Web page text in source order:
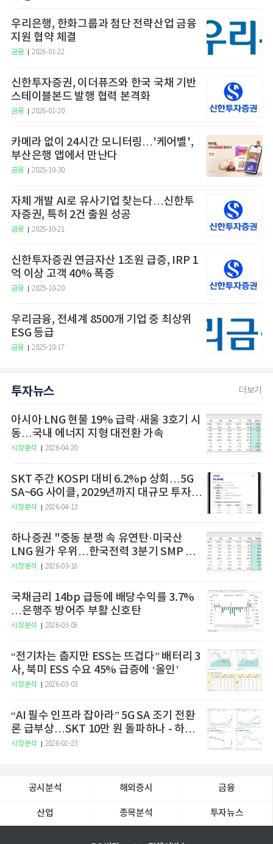
우리은행, 한화그룹과 첨단 전략산업 금융
지원 협약 체결
금융 2026-01-22
신한투자증권, 이더퓨즈와 한국 국채 기반
스테이블본드 발행 협력 본격화
금융 2026-01-20
카메라 없이 24시간 모니터링…'케어벨',
부산은행 앱에서 만난다
금융 2025-10-30
자체 개발 AI로 유사기업 찾는다…신한투
자증권, 특허 2건 출원 성공
금융 2025-10-21
신한투자증권 연금자산 1조원 급증, IRP 1
억 이상 고객 40% 폭증
금융 2025-10-20
우리금융, 전세계 8500개 기업 중 최상위
ESG 등급
금융 2025-10-17
투자뉴스 더보기
아시아 LNG 현물 19% 급락·새울 3호기 시
동…국내 에너지 지형 대전환 가속
시장분석 2026-04-20
SKT 주간 KOSPI 대비 6.2%p 상회…5G
SA~6G 사이클, 2029년까지 대규모 투자
예고
시장분석 2026-04-13
하나증권 "중동 분쟁 속 유연탄·미국산
LNG 원가 우위…한국전력 3분기 SMP 상
승 전망"
시장분석 2026-03-16
국채금리 14bp 급등에 배당수익률 3.7%
…은행주 방어주 부활 신호탄
시장분석 2026-03-09
“전기차는 춥지만 ESS는 뜨겁다” 배터리 3
사, 북미 ESS 수요 45% 급증에 ‘올인’
시장분석 2026-03-03
“AI 필수 인프라 잡아라” 5G SA 조기 전환
론 급부상…SKT 10만 원 돌파하나 - 하나
증권
시장분석 2026-02-23
공시분석 해외증시 금융
산업 종목분석 투자뉴스